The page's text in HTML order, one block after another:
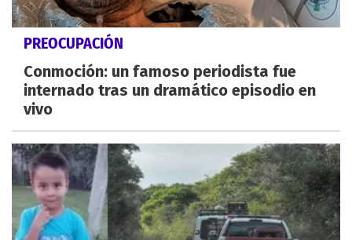
PREOCUPACIÓN
Conmoción: un famoso periodista fue
internado tras un dramático episodio en
vivo